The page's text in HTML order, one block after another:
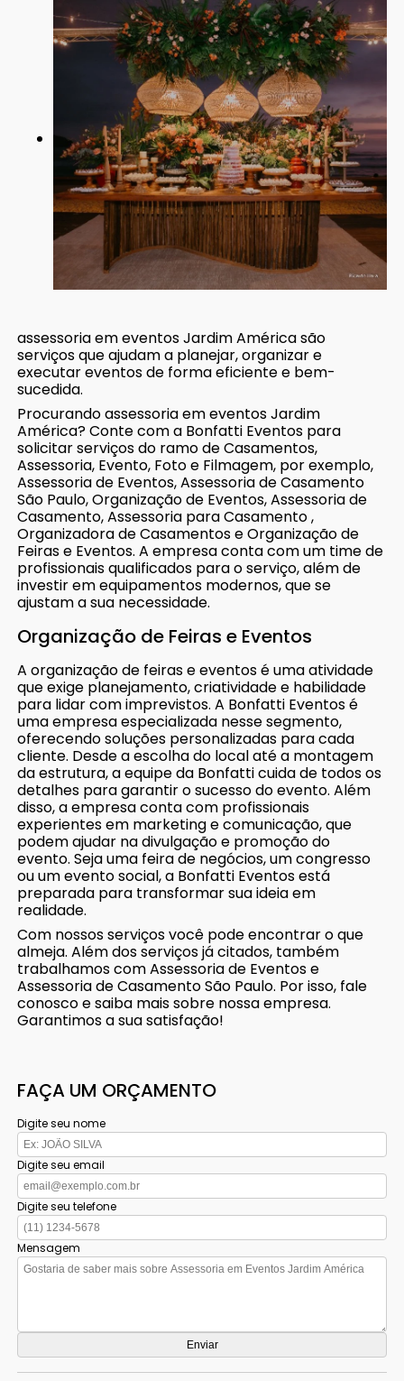
assessoria em eventos Jardim América são
serviços que ajudam a planejar, organizar e
executar eventos de forma eficiente e bem-
sucedida.
Procurando assessoria em eventos Jardim
América? Conte com a Bonfatti Eventos para
solicitar serviços do ramo de Casamentos,
Assessoria, Evento, Foto e Filmagem, por exemplo,
Assessoria de Eventos, Assessoria de Casamento
São Paulo, Organização de Eventos, Assessoria de
Casamento, Assessoria para Casamento ,
Organizadora de Casamentos e Organização de
Feiras e Eventos. A empresa conta com um time de
profissionais qualificados para o serviço, além de
investir em equipamentos modernos, que se
ajustam a sua necessidade.
Organização de Feiras e Eventos
A organização de feiras e eventos é uma atividade
que exige planejamento, criatividade e habilidade
para lidar com imprevistos. A Bonfatti Eventos é
uma empresa especializada nesse segmento,
oferecendo soluções personalizadas para cada
cliente. Desde a escolha do local até a montagem
da estrutura, a equipe da Bonfatti cuida de todos os
detalhes para garantir o sucesso do evento. Além
disso, a empresa conta com profissionais
experientes em marketing e comunicação, que
podem ajudar na divulgação e promoção do
evento. Seja uma feira de negócios, um congresso
ou um evento social, a Bonfatti Eventos está
preparada para transformar sua ideia em
realidade.
Com nossos serviços você pode encontrar o que
almeja. Além dos serviços já citados, também
trabalhamos com Assessoria de Eventos e
Assessoria de Casamento São Paulo. Por isso, fale
conosco e saiba mais sobre nossa empresa.
Garantimos a sua satisfação!
FAÇA UM ORÇAMENTO
Digite seu nome
Digite seu email
Digite seu telefone
Mensagem